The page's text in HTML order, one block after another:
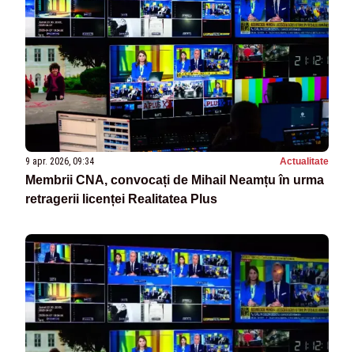
9 apr. 2026, 09:34 Actualitate
Membrii CNA, convocați de Mihail Neamțu în urma
retragerii licenței Realitatea Plus